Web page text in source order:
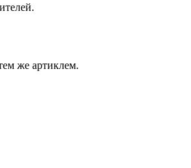
же артиклем.